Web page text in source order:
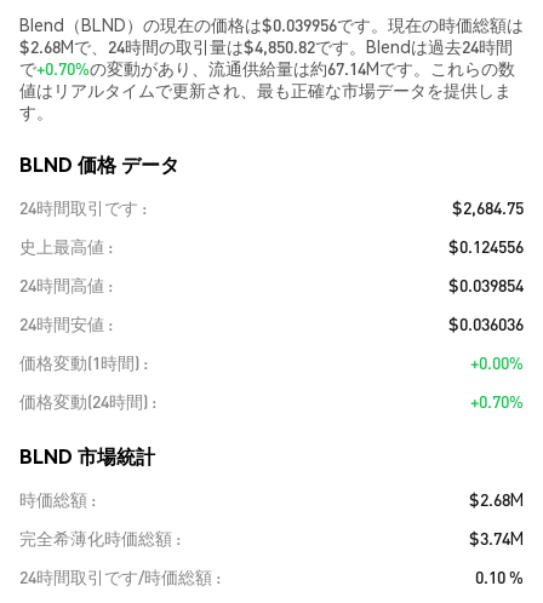
Blend（BLND）の現在の価格は$0.039956です。現在の時価総額は
$2.68Mで、24時間の取引量は$4,850.82です。Blendは過去24時間
で+0.70%の変動があり、流通供給量は約67.14Mです。これらの数
値はリアルタイムで更新され、最も正確な市場データを提供しま
す。
BLND 価格 データ
24時間取引です
$2,684.75
史上最高値
$0.124556
24時間高値
$0.039854
24時間安値
$0.036036
価格変動(1時間)
+0.00%
価格変動(24時間)
+0.70%
BLND 市場統計
時価総額
$2.68M
完全希薄化時価総額
$3.74M
24時間取引です/時価総額
0.10 %